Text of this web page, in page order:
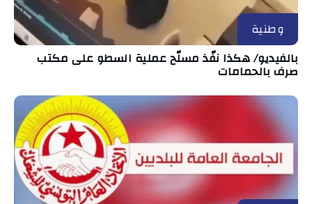
وطنية
بالفيديو/ هكذا نفّذ مسلّح عملية السطو على مكتب
صرف بالحمامات